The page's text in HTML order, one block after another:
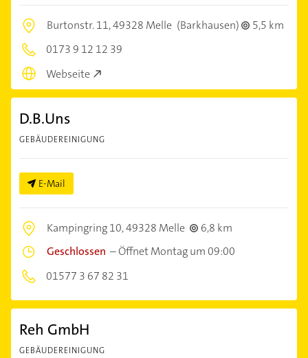
Burtonstr. 11,49328 Melle (Barkhausen)
5,5 km
0173 9 12 12 39
Webseite
D.B.Uns
GEBÄUDEREINIGUNG
E-Mail
Kampingring 10,49328 Melle
6,8 km
Geschlossen –Öffnet Montag um 09:00
01577 3 67 82 31
Reh GmbH
GEBÄUDEREINIGUNG